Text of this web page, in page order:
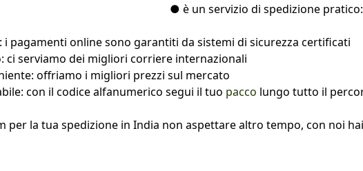
● è un servizio di spedizione
pagamenti online sono garantiti da sistemi di sicurezza certificati
ci serviamo dei migliori corriere internazionali
offriamo i migliori prezzi sul mercato
con il codice alfanumerico segui il tuo pacco lungo tutto il
per la tua spedizione in India non aspettare altro tempo, con noi